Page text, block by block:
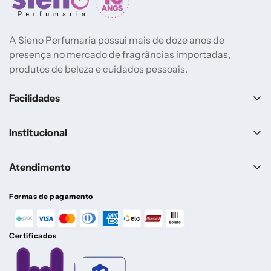
A Sieno Perfumaria possui mais de doze anos de
presença no mercado de fragrâncias importadas,
produtos de beleza e cuidados pessoais.
Facilidades
Marcas
Perfumes Masculinos
Perfumes Árabes
Institucional
Pagamento e Cancelamento
Entrega
Política de reembolso
Política de frete
Atendimento
Atendimento
(24) 98822-5399
De Segunda a Sexta, das 09h às 16h. Exceto feriados.
Formas de pagamento
Certificados